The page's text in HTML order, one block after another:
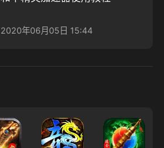
2020年06月05日 15:44